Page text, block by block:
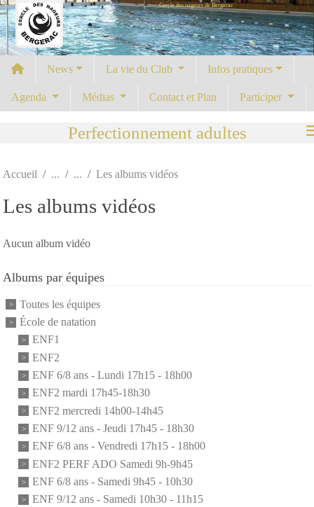
Cercle des nageurs de Bergerac
News La vie du Club Infos pratiques
Agenda Médias Contact et Plan Participer
Perfectionnement adultes
Accueil Les albums vidéos
Les albums vidéos
Aucun album vidéo
Albums par équipes
Toutes les équipes
École de natation
ENF1
ENF2
ENF 6/8 ans - Lundi 17h15 - 18h00
ENF2 mardi 17h45-18h30
ENF2 mercredi 14h00-14h45
ENF 9/12 ans - Jeudi 17h45 - 18h30
ENF 6/8 ans - Vendredi 17h15 - 18h00
ENF2 PERF ADO Samedi 9h-9h45
ENF 6/8 ans - Samedi 9h45 - 10h30
ENF 9/12 ans - Samedi 10h30 - 11h15
Panneau de gestion des cookies